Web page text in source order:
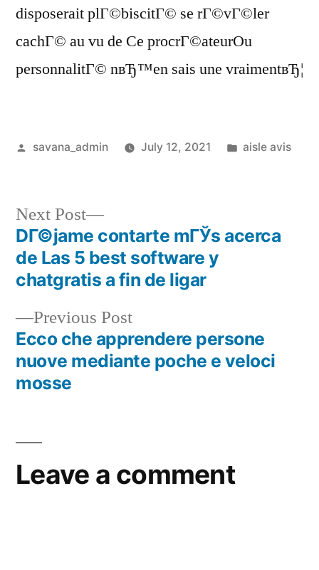
disposerait plГ©biscitГ© se rГ©vГ©ler
cachГ© au vu de Ce procrГ©ateurOu
personnalitГ© nвЂ™en sais une vraimentвЂ¦
savana_admin July 12, 2021 aisle avis
Previous Post
Ecco che apprendere persone
nuove mediante poche e veloci
mosse
Next Post
DГ©jame contarte mГЎs acerca
de Las 5 best software y
chatgratis a fin de ligar
Leave a comment